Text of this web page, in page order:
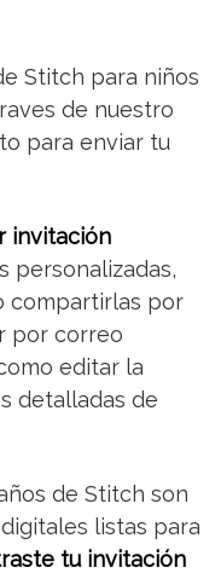
Stitch para niños
de nuestro
para enviar tu
invitación
personalizadas,
compartirlas por
por correo
editar la
detalladas de
de Stitch son
listas para
tu invitación